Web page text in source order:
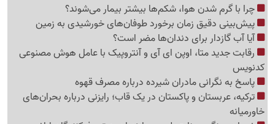
چرا با گرم شدن هوا، شکم‌ها بیشتر بیمار می‌شوند؟
پیش‌بینی دقیق زمان برخورد طوفان‌های خورشیدی به زمین
آیا آب گازدار برای دندان‌ها مضر است؟
رقابت جدید متا، اوپن ای آی و آنتروپیک با عامل هوش مصنوعی
کدنویس
پاسخ به نگرانی مادران شیرده درباره مصرف قهوه
ترکیه، عربستان و پاکستان در یک قاب؛ رایزنی درباره بحران‌های
خاورمیانه